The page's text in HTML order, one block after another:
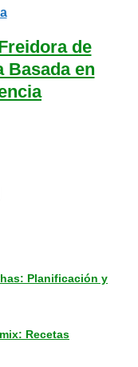
de
Basada en
Planificación y
Recetas